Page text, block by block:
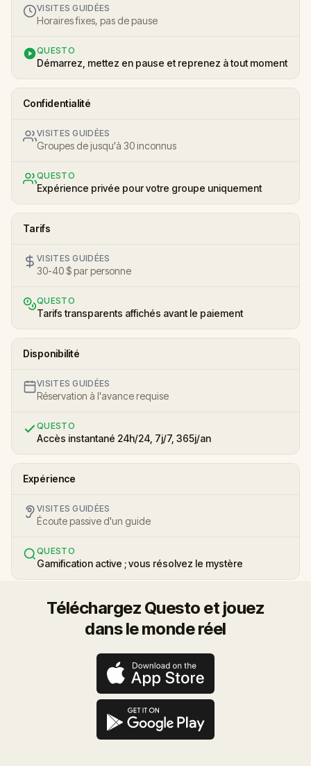
VISITES GUIDÉES
Horaires fixes, pas de pause
QUESTO
Démarrez, mettez en pause et reprenez à tout moment
Confidentialité
VISITES GUIDÉES
Groupes de jusqu'à 30 inconnus
QUESTO
Expérience privée pour votre groupe uniquement
Tarifs
VISITES GUIDÉES
30-40 $ par personne
QUESTO
Tarifs transparents affichés avant le paiement
Disponibilité
VISITES GUIDÉES
Réservation à l'avance requise
QUESTO
Accès instantané 24h/24, 7j/7, 365j/an
Expérience
VISITES GUIDÉES
Écoute passive d'un guide
QUESTO
Gamification active ; vous résolvez le mystère
Téléchargez Questo et jouez
dans le monde réel